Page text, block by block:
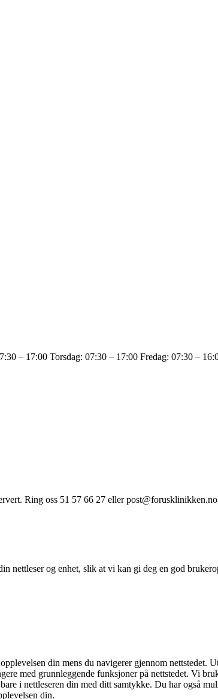
– 17:00 Torsdag: 07:30 – 17:00 Fredag: 07:30 –
Ring oss 51 57 66 27 eller post@forusklinikken.no
nettleser og enhet, slik at vi kan gi deg en god
din mens du navigerer gjennom nettstedet.
med grunnleggende funksjoner på nettstedet. Vi
i nettleseren din med ditt samtykke. Du har også
din.